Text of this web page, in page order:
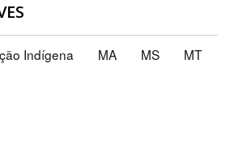
Indígena MA MS
MT